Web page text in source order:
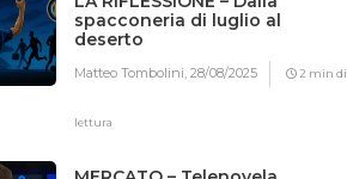
spacconeria di luglio al
deserto
Matteo Tombolini,28/08/2025 2 min di
lettura